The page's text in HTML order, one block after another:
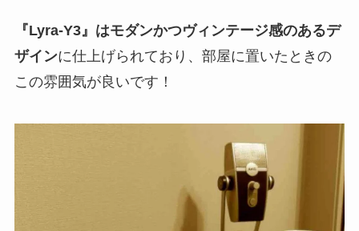
『Lyra-Y3』はモダンかつヴィンテージ感のあるデ
ザインに仕上げられており、部屋に置いたときの
この雰囲気が良いです！